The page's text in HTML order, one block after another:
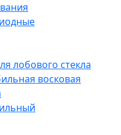
лобового стекла
восковая